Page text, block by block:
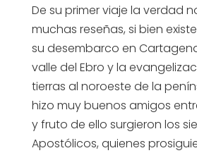
De su primer viaje la verdad
muchas reseñas, si bien
su desembarco en
valle del Ebro y la
tierras al noroeste de la
hizo muy buenos amigos
y fruto de ello surgieron los
Apostólicos, quienes